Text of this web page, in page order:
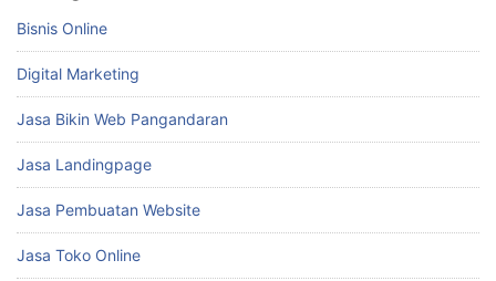
Bisnis Online
Digital Marketing
Jasa Bikin Web Pangandaran
Jasa Landingpage
Jasa Pembuatan Website
Jasa Toko Online